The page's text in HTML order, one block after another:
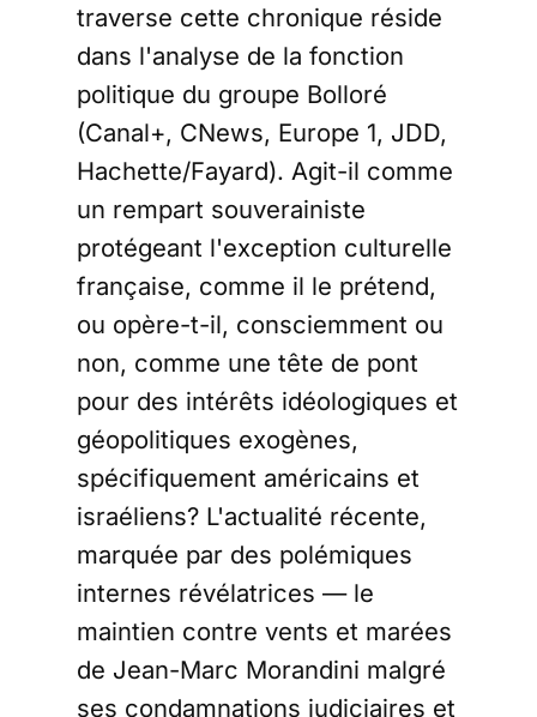
pendant la guerre parce
qui industrialisent la
diffusion de films
américains dans les
salles françaises.
Pourquoi un tel
empressement ? Une
nouvelle
traverse cette chronique réside
dans l'analyse de la fonction
politique du groupe Bolloré
(Canal+, CNews, Europe 1, JDD,
Hachette/Fayard). Agit-il comme
un rempart souverainiste
protégeant l'exception culturelle
française, comme il le prétend,
ou opère-t-il, consciemment ou
non, comme une tête de pont
pour des intérêts idéologiques et
géopolitiques exogènes,
spécifiquement américains et
israéliens? L'actualité récente,
marquée par des polémiques
internes révélatrices — le
maintien contre vents et marées
de Jean-Marc Morandini malgré
ses condamnations judiciaires et